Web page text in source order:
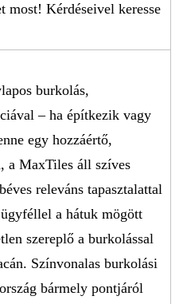
most! Kérdéseivel keresse
burkolás,
– ha építkezik vagy
egy hozzáértő,
a MaxTiles áll szíves
releváns tapasztalattal
ügyféllel a hátuk mögött
szereplő a burkolással
Színvonalas burkolási
bármely pontjáról